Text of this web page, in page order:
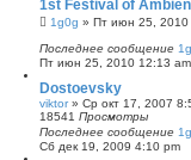
1st Festival of
1g0g » Пт июн 25, 2010
Последнее сообщение
Пт июн 25, 2010 12:13 am
Dostoevsky
viktor» Ср окт 17, 2007
18541 Просмотры
Последнее сообщение
Сб дек 19, 2009 4:10 pm